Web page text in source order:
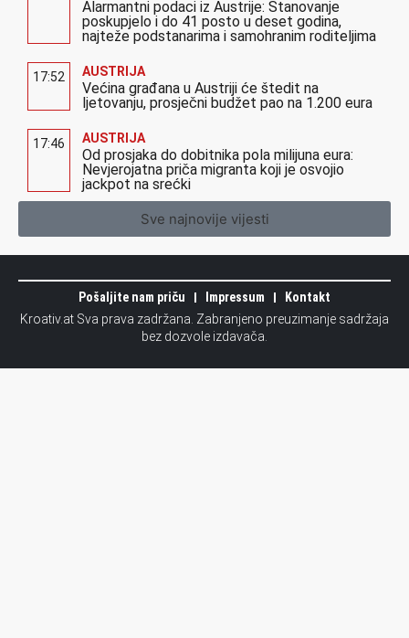
Alarmantni podaci iz Austrije: Stanovanje
poskupjelo i do 41 posto u deset godina,
najteže podstanarima i samohranim roditeljima
17:52 AUSTRIJA
Većina građana u Austriji će štedit na
ljetovanju, prosječni budžet pao na 1.200 eura
17:46 AUSTRIJA
Od prosjaka do dobitnika pola milijuna eura:
Nevjerojatna priča migranta koji je osvojio
jackpot na srećki
Sve najnovije vijesti
Pošaljite nam priču Impressum
Kontakt
Kroativ.at Sva prava zadržana. Zabranjeno preuzimanje sadržaja
bez dozvole izdavača.